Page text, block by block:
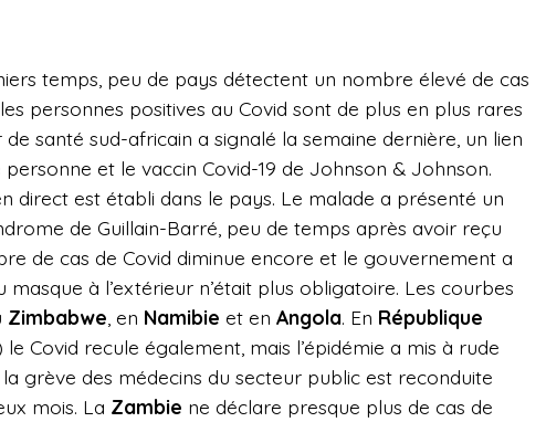
temps, peu de pays détectent un nombre élevé de cas
personnes positives au Covid sont de plus en plus rares
de santé sud-africain a signalé la semaine dernière, un lien
et le vaccin Covid-19 de Johnson & Johnson.
direct est établi dans le pays. Le malade a présenté un
de Guillain-Barré, peu de temps après avoir reçu
de cas de Covid diminue encore et le gouvernement a
à l’extérieur n’était plus obligatoire. Les courbes
Zimbabwe , en Namibie et en Angola. En République
le Covid recule également, mais l’épidémie a mis à rude
grève des médecins du secteur public est reconduite
mois. La Zambie ne déclare presque plus de cas de